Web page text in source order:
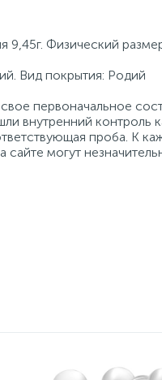
Физический
Вид покрытия: Родий
первоначальное
внутренний контроль
проба. К
могут